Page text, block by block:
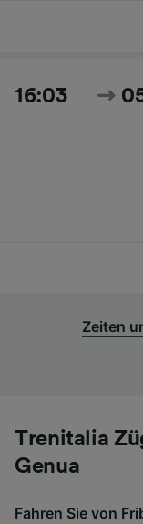
16:03
Zeiten
Trenitalia
Genua
Fahren Sie von